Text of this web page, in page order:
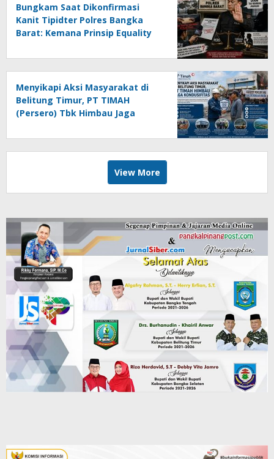
Bungkam Saat Dikonfirmasi
Kanit Tipidter Polres Bangka
Barat: Kemana Prinsip Equality
Menyikapi Aksi Masyarakat di
Belitung Timur, PT TIMAH
(Persero) Tbk Himbau Jaga
View More